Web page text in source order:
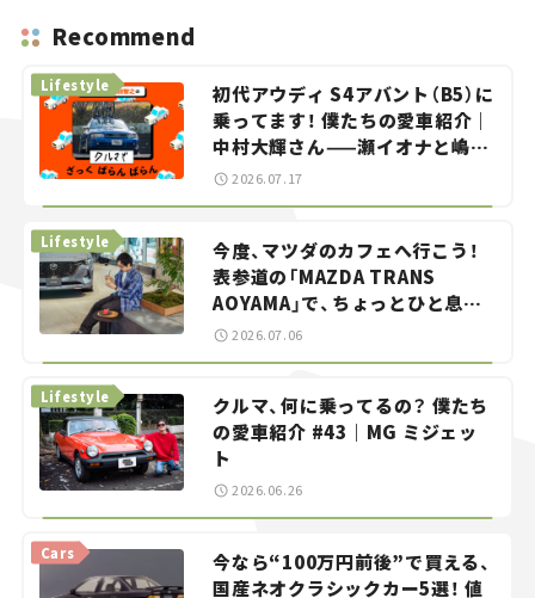
Recommend
初代アウディ S4アバント（B5）に
乗ってます！ 僕たちの愛車紹介｜
中村大輝さん——瀬イオナと嶋田
智之の「クルマでざっくばらんば
Lifestyle
2026.07.17
今度、マツダのカフェへ行こう！
表参道の「MAZDA TRANS
AOYAMA」で、ちょっとひと息。
——連載｜CCGとクルマでどうす
Lifestyle
2026.07.06
クルマ、何に乗ってるの？ 僕たち
の愛車紹介 #43｜MG ミジェッ
ト
Lifestyle
2026.06.26
今なら“100万円前後”で買える、
国産ネオクラシックカー5選！ 値
Cars